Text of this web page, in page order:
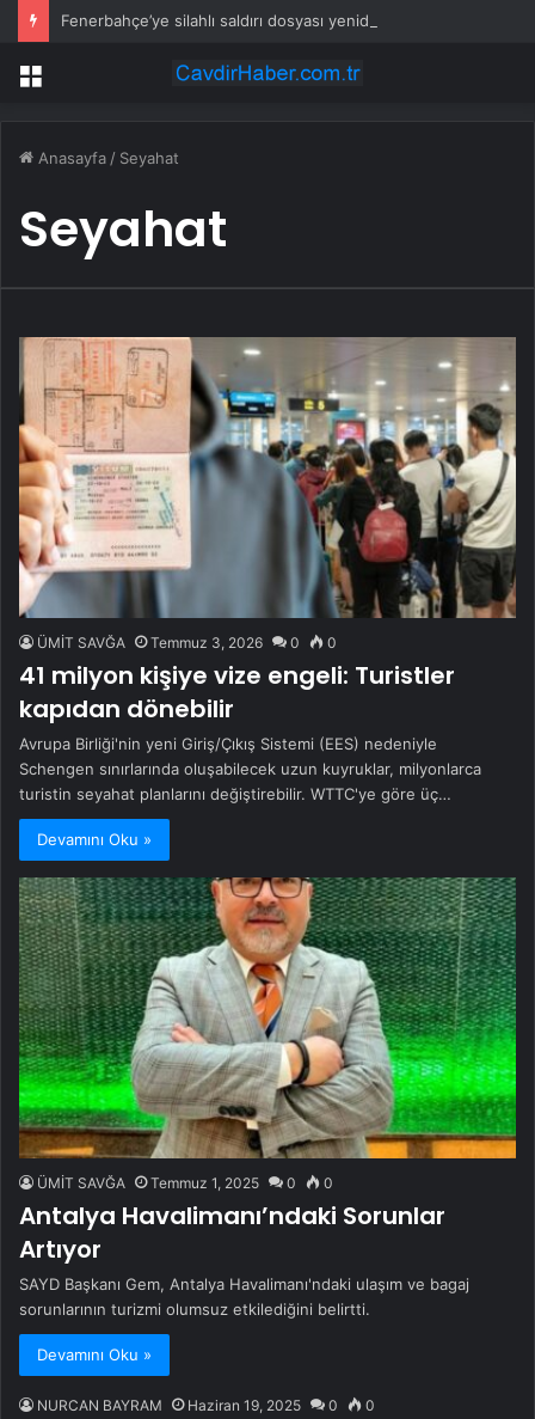
Fenerbahçe’ye silahlı saldırı dosyası yeniden incelenecek
Menü
Anasayfa / Seyahat
Seyahat
ÜMİT SAVĞA Temmuz 3, 2026 0 0
41 milyon kişiye vize engeli: Turistler
kapıdan dönebilir
Avrupa Birliği'nin yeni Giriş/Çıkış Sistemi (EES) nedeniyle
Schengen sınırlarında oluşabilecek uzun kuyruklar, milyonlarca
turistin seyahat planlarını değiştirebilir. WTTC'ye göre üç…
Devamını Oku »
ÜMİT SAVĞA Temmuz 1, 2025 0 0
Antalya Havalimanı’ndaki Sorunlar
Artıyor
SAYD Başkanı Gem, Antalya Havalimanı'ndaki ulaşım ve bagaj
sorunlarının turizmi olumsuz etkilediğini belirtti.
Devamını Oku »
NURCAN BAYRAM Haziran 19, 2025 0 0